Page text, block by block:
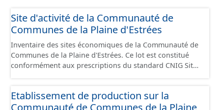
Site d'activité de la Communauté de
Communes de la Plaine d'Estrées
Inventaire des sites économiques de la Communauté de
Communes de la Plaine d'Estrées. Ce lot est constitué
conformément aux prescriptions du standard CNIG Sites
Etablissement de production sur la
Communauté de Communes de la Plaine